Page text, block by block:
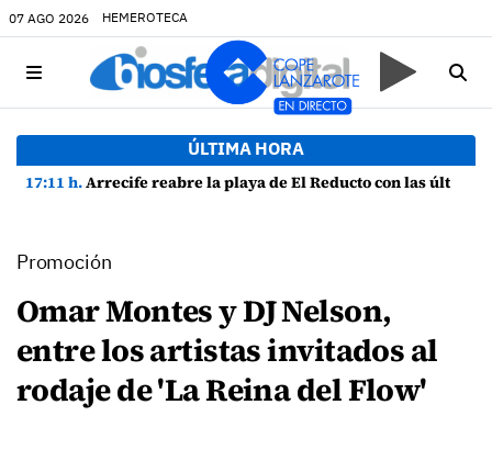
07 AGO 2026 HEMEROTECA
ÚLTIMA HORA
17:11 h.Arrecife reabre la playa de El Reducto con las últimas analíticas mostrando "una buena calidad de las aguas para el baño"
Promoción
Omar Montes y DJ Nelson,
entre los artistas invitados al
rodaje de 'La Reina del Flow'